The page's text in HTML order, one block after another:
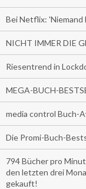
Bei Netflix:
NICHT IMMER DIE
Riesentrend in
MEGA-BUCH-
media control Buch-
Die Promi-Buch-
794 Bücher pro
den letzten drei
gekauft!